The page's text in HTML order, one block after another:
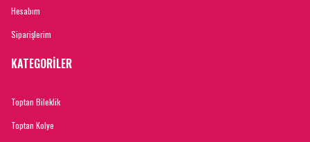
Hesabım
Siparişlerim
KATEGORİLER
Toptan Bileklik
Toptan Kolye